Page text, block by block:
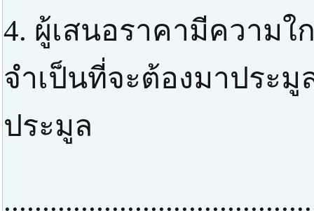
4. ผู้เสนอราคามีความ
จำเป็นที่จะต้องมาประ
ประมูล